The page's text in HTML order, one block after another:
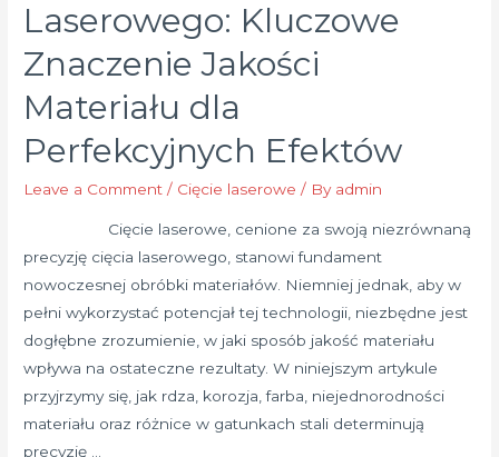
Kluczowe
Czynniki
na
Wycenę
Laserowego: Kluczowe
Znaczenie Jakości
Materiału dla
Perfekcyjnych Efektów
Leave a Comment / Cięcie laserowe / By admin
Cięcie laserowe, cenione za swoją niezrównaną
precyzję cięcia laserowego, stanowi fundament
nowoczesnej obróbki materiałów. Niemniej jednak, aby w
pełni wykorzystać potencjał tej technologii, niezbędne jest
dogłębne zrozumienie, w jaki sposób jakość materiału
wpływa na ostateczne rezultaty. W niniejszym artykule
przyjrzymy się, jak rdza, korozja, farba, niejednorodności
materiału oraz różnice w gatunkach stali determinują
precyzję …